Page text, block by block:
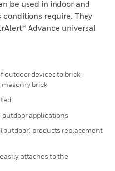
be used in indoor and
conditions require. They
Advance universal
devices to brick,
masonry brick
outdoor applications
products replacement
attaches to the